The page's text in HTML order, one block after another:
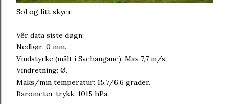
Sol og litt skyer.
Vêr data siste døgn:
Nedbør: 0 mm.
Vindstyrke (målt i Svehaugane): Max 7,7 m/s.
Vindretning: Ø.
Maks/min temperatur: 15,7/6,6 grader.
Barometer trykk: 1015 hPa.